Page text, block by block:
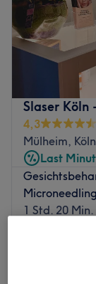
Slaser Köln
4,3
Mülheim, Köln
Last
Microneedling
1 Std. 20 Min.